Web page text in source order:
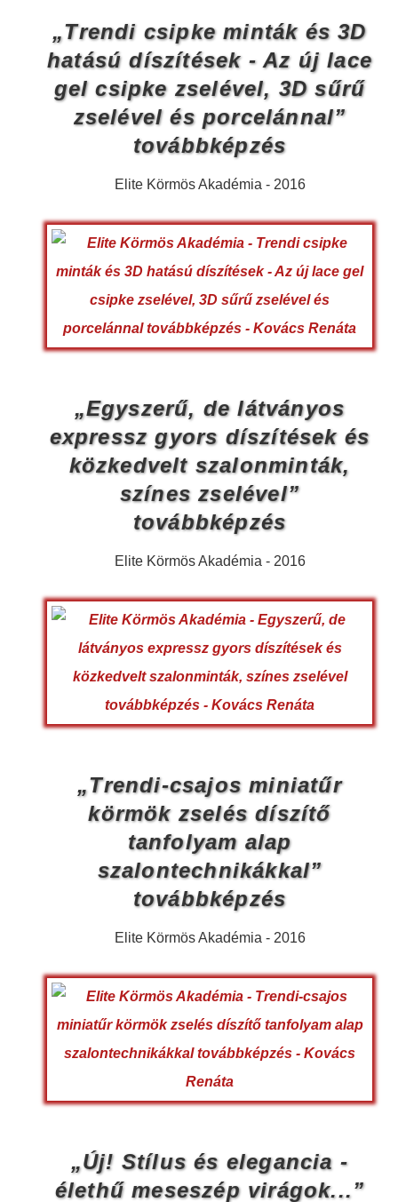
„Trendi csipke minták és 3D
hatású díszítések - Az új lace
gel csipke zselével, 3D sűrű
zselével és porcelánnal”
továbbképzés
Elite Körmös Akadémia - 2016
„Egyszerű, de látványos
expressz gyors díszítések és
közkedvelt szalonminták,
színes zselével”
továbbképzés
Elite Körmös Akadémia - 2016
„Trendi-csajos miniatűr
körmök zselés díszítő
tanfolyam alap
szalontechnikákkal”
továbbképzés
Elite Körmös Akadémia - 2016
„Új! Stílus és elegancia -
élethű meseszép virágok...”